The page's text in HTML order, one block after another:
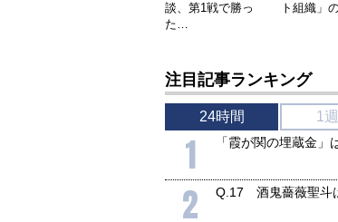
談、第1戦で勝っ
た…
ト組織」
注目記事ランキング
24時間 1
1 「霞が関の埋蔵金」
2 Q.17 酒鬼薔薇聖斗